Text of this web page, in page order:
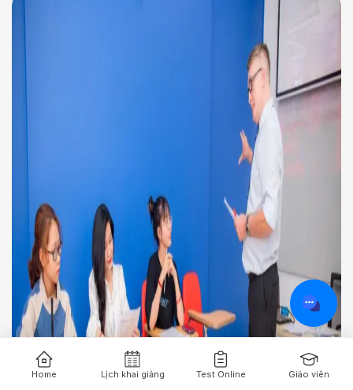
Home Lịch khai giảng Test Online Giáo viên